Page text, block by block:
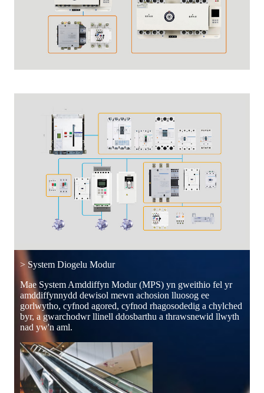
> System Diogelu Modur
Mae System Amddiffyn Modur (MPS) yn gweithio fel yr
amddiffynnydd dewisol mewn achosion lluosog ee
gorlwytho, cyfnod agored, cyfnod rhagosodedig a chylched
byr, a gwarchodwr llinell ddosbarthu a thrawsnewid llwyth
nad yw'n aml.